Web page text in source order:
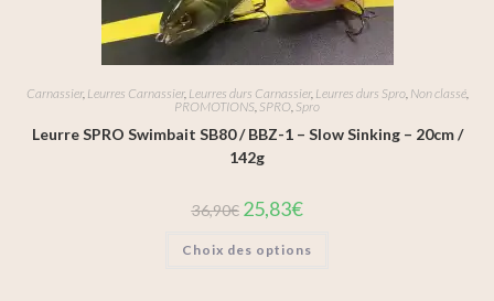
Carnassier, Leurres Carnassier, Leurres durs Carnassier, Leurres durs Spro, Non classé,
PROMOTIONS SPRO Spro
Leurre SPRO Swimbait SB80 / BBZ-1 – Slow Sinking – 20cm /
142g
36,90€ 25,83€
Choix des options